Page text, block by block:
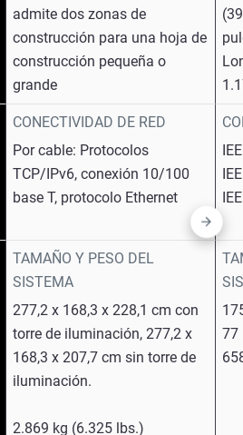
admite dos zonas de
construcción para una hoja de
construcción pequeña o
grande
CONECTIVIDAD DE RED
Por cable: Protocolos
TCP/IPv6, conexión 10/100
base T, protocolo Ethernet
TAMAÑO Y PESO DEL
SISTEMA
277,2 x 168,3 x 228,1 cm con
torre de iluminación, 277,2 x
168,3 x 207,7 cm sin torre de
iluminación.
2.869 kg (6.325 lbs.)
77